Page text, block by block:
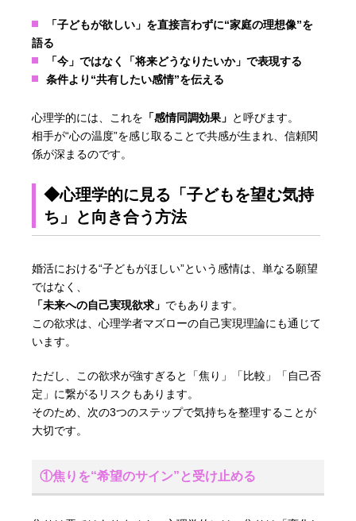
「子どもが欲しい」を直接言わずに“家庭の理想像”を
語る
「今」ではなく「将来どうなりたいか」で表現する
条件より“共有したい感情”を伝える
心理学的には、これを 「感情同調効果」 と呼びます。
相手が“心の温度”を感じ取ることで共感が生まれ、信頼関
係が深まるのです。
◆心理学的に見る「子どもを望む気持
ち」と向き合う方法
婚活における“子どもがほしい”という感情は、単なる願望
ではなく、
「未来への自己実現欲求」 でもあります。
この欲求は、心理学者マズローの自己実現理論にも通じて
います。
ただし、この欲求が強すぎると「焦り」「比較」「自己否
定」に繋がるリスクもあります。
そのため、次の3つのステップで気持ちを整理することが
大切です。
①焦りを“希望のサイン”と受け止める